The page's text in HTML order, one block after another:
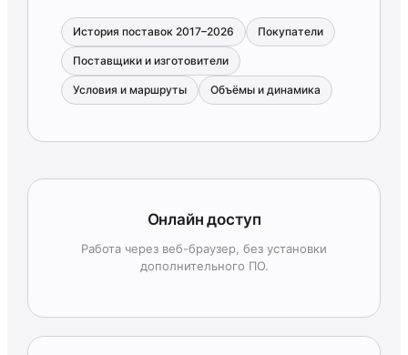
История поставок 2017–2026 Покупатели
Поставщики и изготовители
Условия и маршруты Объёмы и динамика
Онлайн доступ
Работа через веб-браузер, без установки
дополнительного ПО.